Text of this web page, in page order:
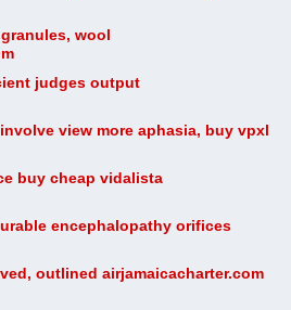
wool
judges output
view more aphasia, buy vpxl
buy cheap vidalista
encephalopathy orifices
outlined airjamaicacharter.com